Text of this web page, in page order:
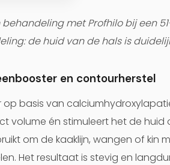
met Profhilo bij een
de huid van de hals is
en contourherstel
op basis van
volume én stimuleert het de
om de kaaklijn, wangen of kin
Het resultaat is stevig en